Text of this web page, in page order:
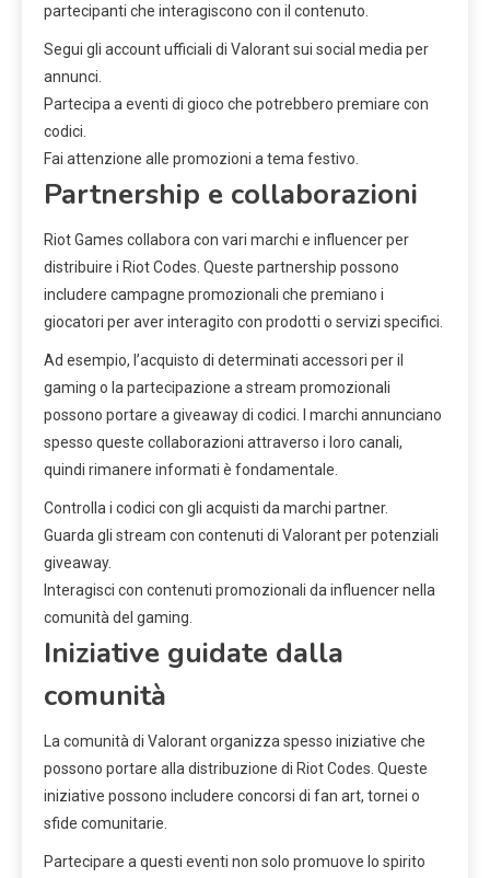
partecipanti che interagiscono con il contenuto.
Segui gli account ufficiali di Valorant sui social media per
annunci.
Partecipa a eventi di gioco che potrebbero premiare con
codici.
Fai attenzione alle promozioni a tema festivo.
Partnership e collaborazioni
Riot Games collabora con vari marchi e influencer per
distribuire i Riot Codes. Queste partnership possono
includere campagne promozionali che premiano i
giocatori per aver interagito con prodotti o servizi specifici.
Ad esempio, l’acquisto di determinati accessori per il
gaming o la partecipazione a stream promozionali
possono portare a giveaway di codici. I marchi annunciano
spesso queste collaborazioni attraverso i loro canali,
quindi rimanere informati è fondamentale.
Controlla i codici con gli acquisti da marchi partner.
Guarda gli stream con contenuti di Valorant per potenziali
giveaway.
Interagisci con contenuti promozionali da influencer nella
comunità del gaming.
Iniziative guidate dalla
comunità
La comunità di Valorant organizza spesso iniziative che
possono portare alla distribuzione di Riot Codes. Queste
iniziative possono includere concorsi di fan art, tornei o
sfide comunitarie.
Partecipare a questi eventi non solo promuove lo spirito